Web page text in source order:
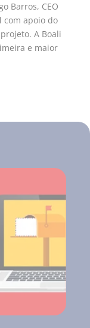
Barros, CEO
com apoio do
A Boali
e maior